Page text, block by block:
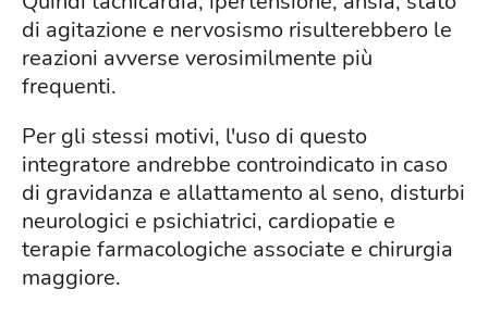
di agitazione e nervosismo risulterebbero le
reazioni avverse verosimilmente più
frequenti.
Per gli stessi motivi, l'uso di questo
integratore andrebbe controindicato in caso
di gravidanza e allattamento al seno, disturbi
neurologici e psichiatrici, cardiopatie e
terapie farmacologiche associate e chirurgia
maggiore.